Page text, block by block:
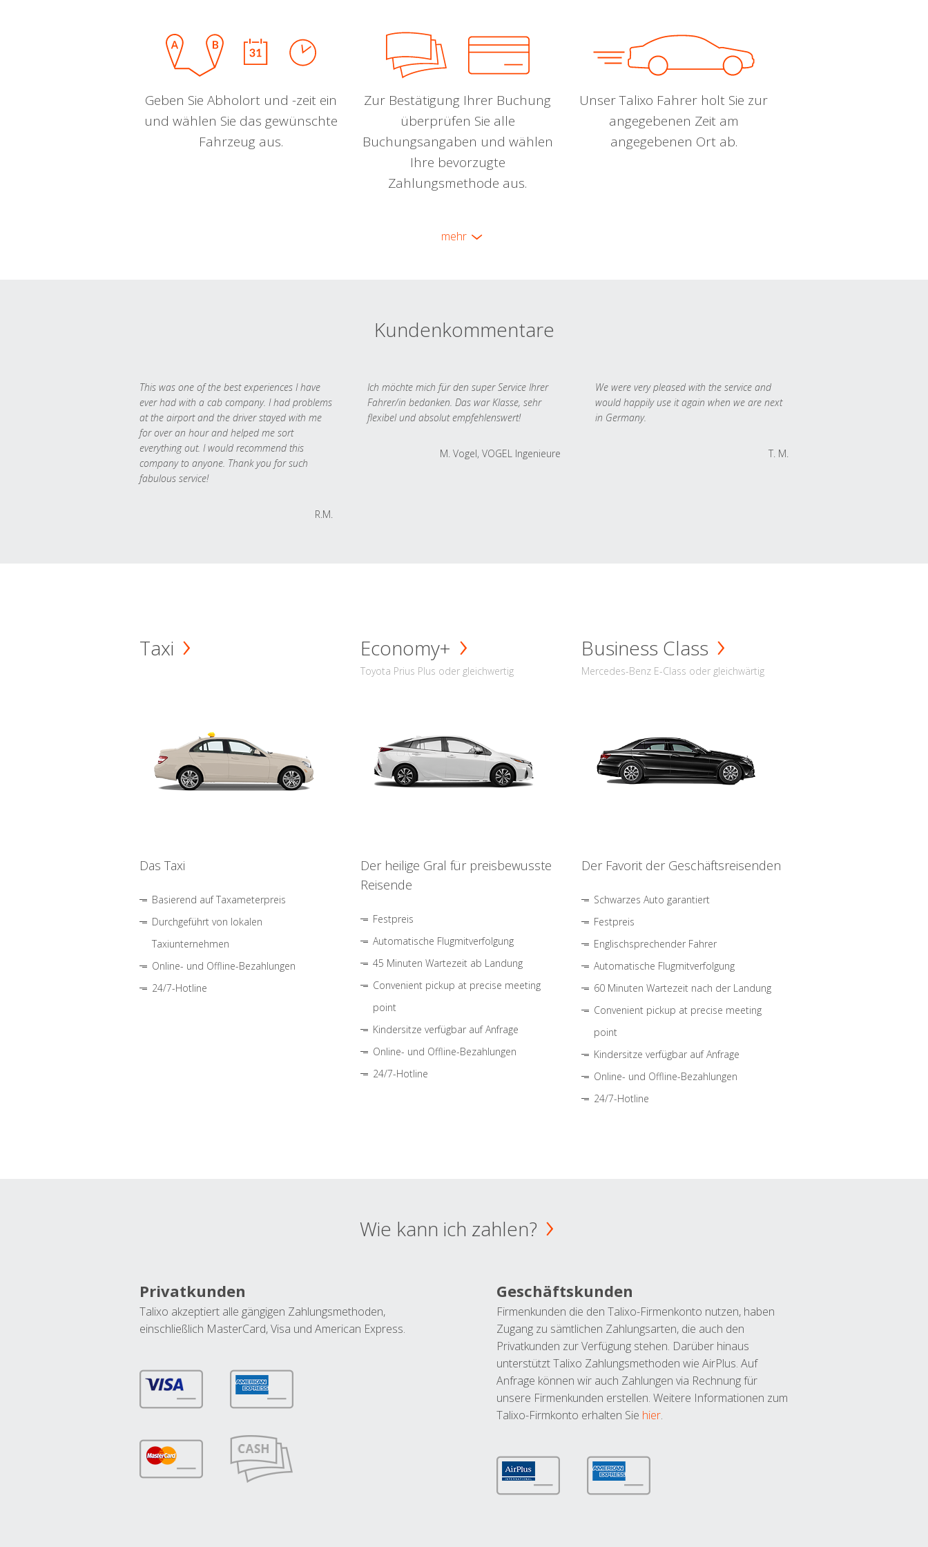
Geben Sie Abholort und -zeit ein
und wählen Sie das gewünschte
Fahrzeug aus.
Zur Bestätigung Ihrer Buchung
überprüfen Sie alle
Buchungsangaben und wählen
Ihre bevorzugte
Zahlungsmethode aus.
Unser Talixo Fahrer holt Sie zur
angegebenen Zeit am
angegebenen Ort ab.
mehr
Kundenkommentare
This was one of the best experiences I have
ever had with a cab company. I had problems
at the airport and the driver stayed with me
for over an hour and helped me sort
everything out. I would recommend this
company to anyone. Thank you for such
fabulous service!
R.M.
Ich möchte mich für den super Service Ihrer
Fahrer/in bedanken. Das war Klasse, sehr
flexibel und absolut empfehlenswert!
M. Vogel, VOGEL Ingenieure
We were very pleased with the service and
would happily use it again when we are next
in Germany.
T. M.
Taxi
Das Taxi
Basierend auf Taxameterpreis
Durchgeführt von lokalen
Taxiunternehmen
Online- und Offline-Bezahlungen
24/7-Hotline
Economy+
Toyota Prius Plus oder gleichwertig
Der heilige Gral für preisbewusste
Reisende
Festpreis
Automatische Flugmitverfolgung
45 Minuten Wartezeit ab Landung
Convenient pickup at precise meeting
point
Kindersitze verfügbar auf Anfrage
Online- und Offline-Bezahlungen
24/7-Hotline
Business Class
Mercedes-Benz E-Class oder gleichwärtig
Der Favorit der Geschäftsreisenden
Schwarzes Auto garantiert
Festpreis
Englischsprechender Fahrer
Automatische Flugmitverfolgung
60 Minuten Wartezeit nach der Landung
Convenient pickup at precise meeting
point
Kindersitze verfügbar auf Anfrage
Online- und Offline-Bezahlungen
24/7-Hotline
Wie kann ich zahlen?
Privatkunden
Talixo akzeptiert alle gängigen Zahlungsmethoden,
einschließlich MasterCard, Visa und American Express.
Geschäftskunden
Firmenkunden die den Talixo-Firmenkonto nutzen, haben
Zugang zu sämtlichen Zahlungsarten, die auch den
Privatkunden zur Verfügung stehen. Darüber hinaus
unterstützt Talixo Zahlungsmethoden wie AirPlus. Auf
Anfrage können wir auch Zahlungen via Rechnung für
unsere Firmenkunden erstellen. Weitere Informationen zum
Talixo-Firmkonto erhalten Sie hier.